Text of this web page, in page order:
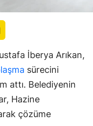
İberya Arıkan,
sürecini
attı. Belediyenin
Hazine
çözüme